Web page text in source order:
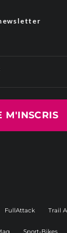
FullAttack Trail